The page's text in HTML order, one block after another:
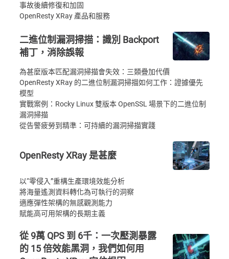
事故後續修復和加固
OpenResty XRay 產品和服務
二進位制漏洞掃描：識別 Backport
補丁，消除誤報
為甚麼版本匹配漏洞掃描會失效：三類疊加代價
OpenResty XRay 的二進位制漏洞掃描如何工作：證據優先
模型
實戰案例：Rocky Linux 雙版本 OpenSSL 場景下的二進位制
漏洞掃描
從告警疲勞到精準：可持續的漏洞掃描實踐
OpenResty XRay 是甚麼
以“零侵入”重構生產環境效能分析
將海量遙測資料轉化為可執行的洞察
適應彈性架構的無感觀測能力
賦能高可用架構的長期主義
從 9萬 QPS 到 6千：一次壓測暴露
的 15 倍效能黑洞，我們如何用